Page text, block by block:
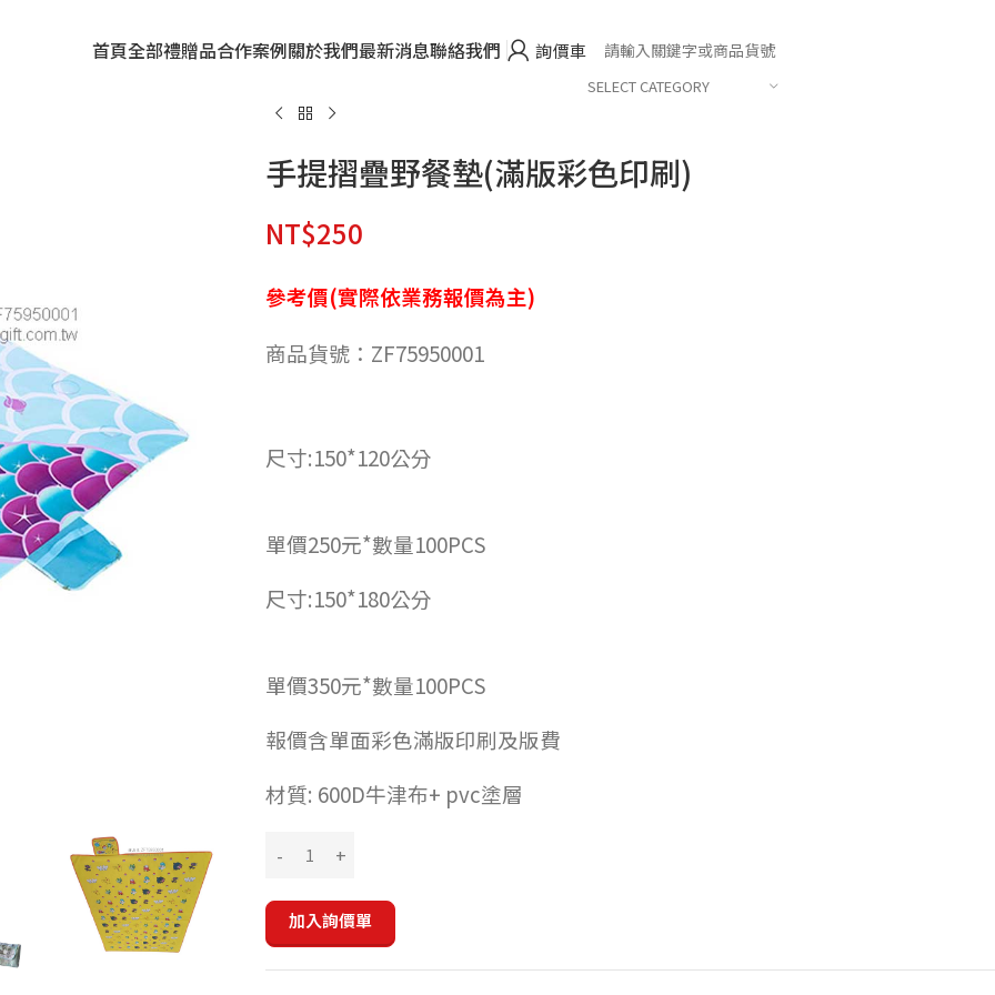
首頁全部禮贈品合作案例關於我們最新消息聯絡我們 詢價車
SELECT CATEGORY
手提摺疊野餐墊(滿版彩色印刷)
NT$250
參考價(實際依業務報價為主)
商品貨號：ZF75950001
尺寸:150*120公分
單價250元*數量100PCS
尺寸:150*180公分
單價350元*數量100PCS
報價含單面彩色滿版印刷及版費
材質: 600D牛津布+ pvc塗層
加入詢價單